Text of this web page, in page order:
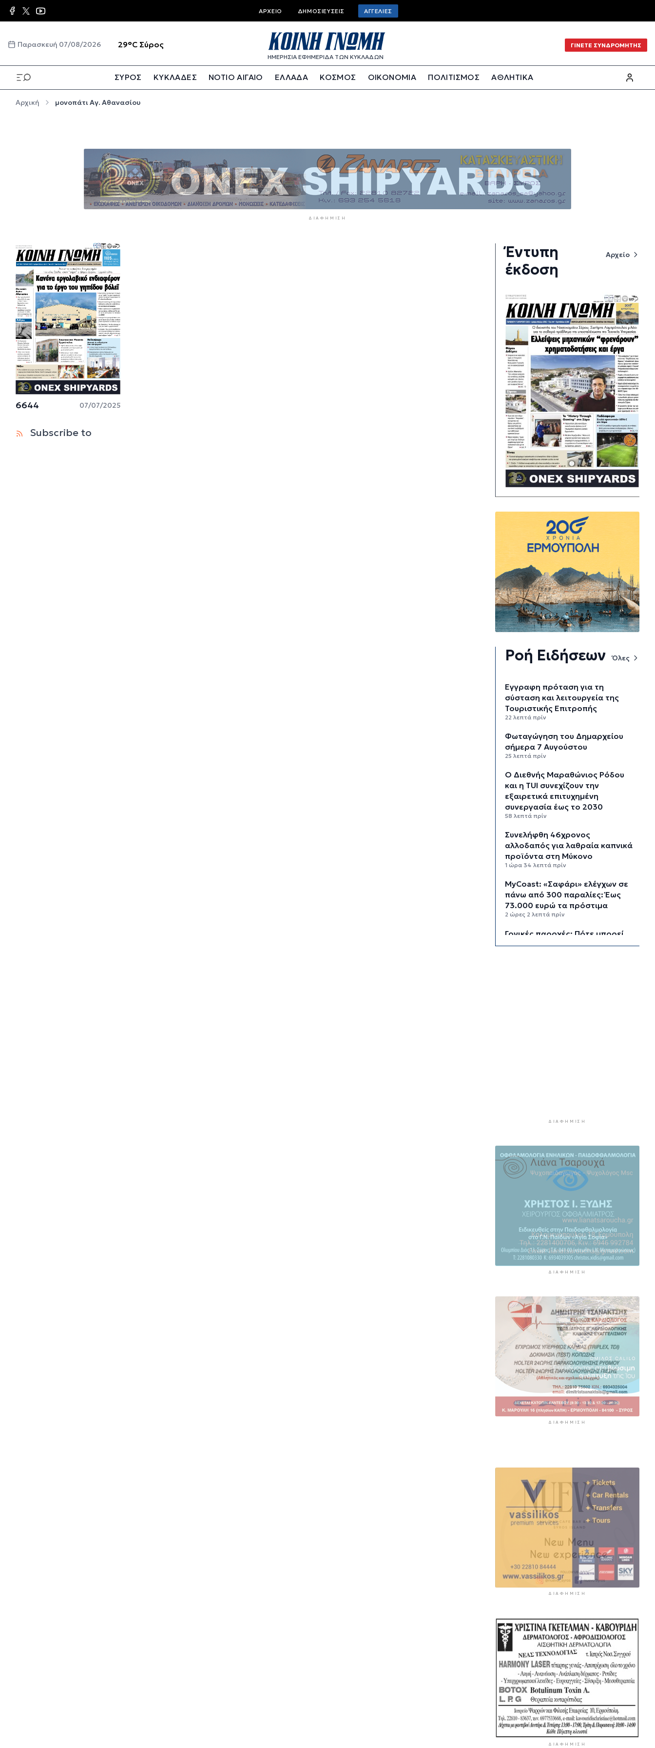
Παράκαμψη προς το κυρίως περιεχόμενο Top bar menu
ΑΡΧΕΊΟ ΔΗΜΟΣΙΕΎΣΕΙΣ ΑΓΓΕΛΊΕΣ
Παρασκευή 07/08/2026 29°C Σύρος
ΗΜΕΡΗΣΙΑ ΕΦΗΜΕΡΙΔΑ ΤΩΝ ΚΥΚΛΑΔΩΝ
ΓΙΝΕΤΕ ΣΥΝΔΡΟΜΗΤΗΣ
ΣΥΡΟΣ ΚΥΚΛΑΔΕΣ ΝΟΤΙΟ ΑΙΓΑΙΟ ΕΛΛΑΔΑ ΚΟΣΜΟΣ ΟΙΚΟΝΟΜΙΑ ΠΟΛΙΤΙΣΜΟΣ
ΑΘΛΗΤΙΚΑ
Αρχική μονοπάτι Αγ. Αθανασίου
ΔΙΑΦΉΜΙΣΗ
6644 07/07/2025
Subscribe to
Έντυπη
έκδοση
Αρχείο
Ροή Ειδήσεων Όλες
Έγγραφη πρόταση για τη
σύσταση και λειτουργεία της
Τουριστικής Επιτροπής
22 λεπτά πρίν
Φωταγώγηση του Δημαρχείου
σήμερα 7 Αυγούστου
25 λεπτά πρίν
Ο Διεθνής Μαραθώνιος Ρόδου
και η TUI συνεχίζουν την
εξαιρετικά επιτυχημένη
συνεργασία έως το 2030
58 λεπτά πρίν
Συνελήφθη 46χρονος
αλλοδαπός για λαθραία καπνικά
προϊόντα στη Μύκονο
1 ώρα 34 λεπτά πρίν
MyCoast: «Σαφάρι» ελέγχων σε
πάνω από 300 παραλίες: Έως
73.000 ευρώ τα πρόστιμα
2 ώρες 2 λεπτά πρίν
Γονικές παροχές: Πότε μπορεί
να θεωρηθούν δωρεές και να
3 ώρες 50 λεπτά πρίν
φωτός» στο Ίδρυμα Π. και Μ.
Κυδωνιέως
4 ώρες 26 λεπτά πρίν
Το κλίμα του 20ού αιώνα έχει
εξαφανιστεί στην Ευρώπη
5 ώρες 45 λεπτά πρίν
Ενημέρωση Δ.Ε.Υ.Α. Σύρου –
Ερμούπολης
6 ώρες 13 λεπτά πρίν
ΔΙΑΦΉΜΙΣΗ
ΔΙΑΦΉΜΙΣΗ
ΔΙΑΦΉΜΙΣΗ
ΔΙΑΦΉΜΙΣΗ
ΔΙΑΦΉΜΙΣΗ